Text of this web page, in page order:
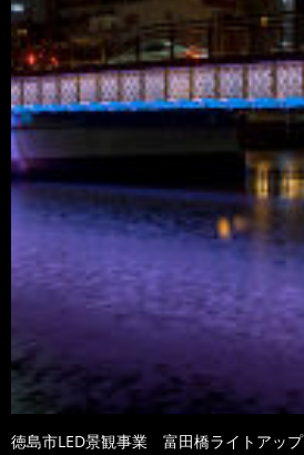
徳島市LED景観事業 富田橋ライトアップ